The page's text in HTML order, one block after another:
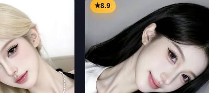
8.9